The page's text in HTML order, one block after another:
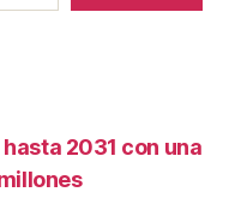
2031 con una